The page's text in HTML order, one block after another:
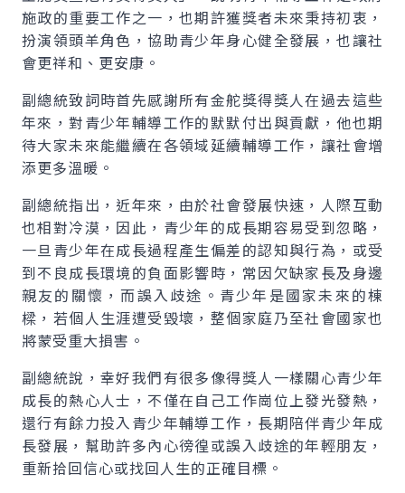
施政的重要工作之一，也期許獲獎者未來秉持初衷，
扮演領頭羊角色，協助青少年身心健全發展，也讓社
會更祥和、更安康。
副總統致詞時首先感謝所有金舵獎得獎人在過去這些
年來，對青少年輔導工作的默默付出與貢獻，他也期
待大家未來能繼續在各領域延續輔導工作，讓社會增
添更多溫暖。
副總統指出，近年來，由於社會發展快速，人際互動
也相對冷漠，因此，青少年的成長期容易受到忽略，
一旦青少年在成長過程產生偏差的認知與行為，或受
到不良成長環境的負面影響時，常因欠缺家長及身邊
親友的關懷，而誤入歧途。青少年是國家未來的棟
樑，若個人生涯遭受毀壞，整個家庭乃至社會國家也
將蒙受重大損害。
副總統說，幸好我們有很多像得獎人一樣關心青少年
成長的熱心人士，不僅在自己工作崗位上發光發熱，
還行有餘力投入青少年輔導工作，長期陪伴青少年成
長發展，幫助許多內心徬徨或誤入歧途的年輕朋友，
重新拾回信心或找回人生的正確目標。